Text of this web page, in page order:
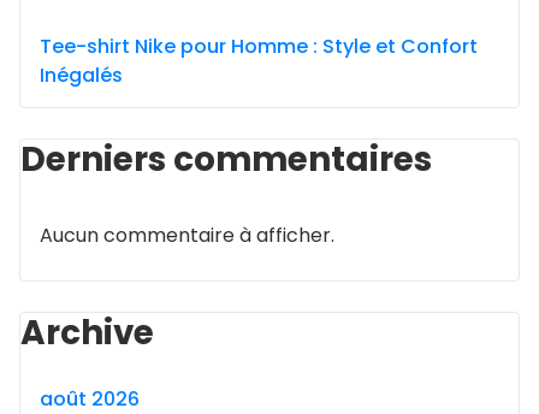
Tee-shirt Nike pour Homme : Style et Confort
Inégalés
Derniers commentaires
Aucun commentaire à afficher.
Archive
août 2026